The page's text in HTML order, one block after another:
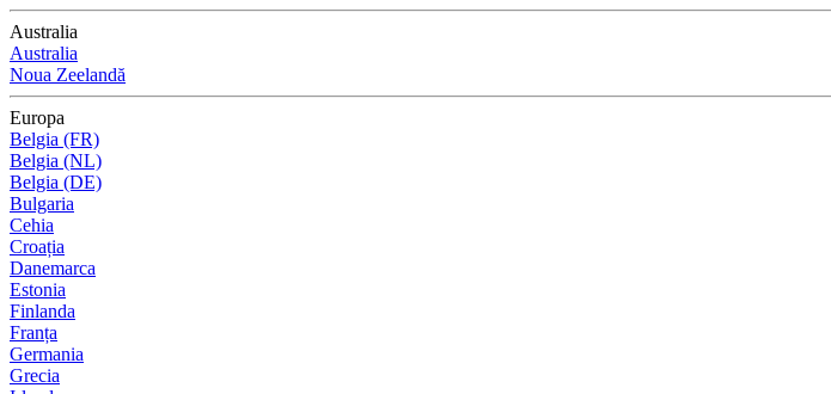
Australia
Australia
Noua Zeelandă
Europa
Belgia (FR)
Belgia (NL)
Belgia (DE)
Bulgaria
Cehia
Croația
Danemarca
Estonia
Finlanda
Franța
Germania
Grecia